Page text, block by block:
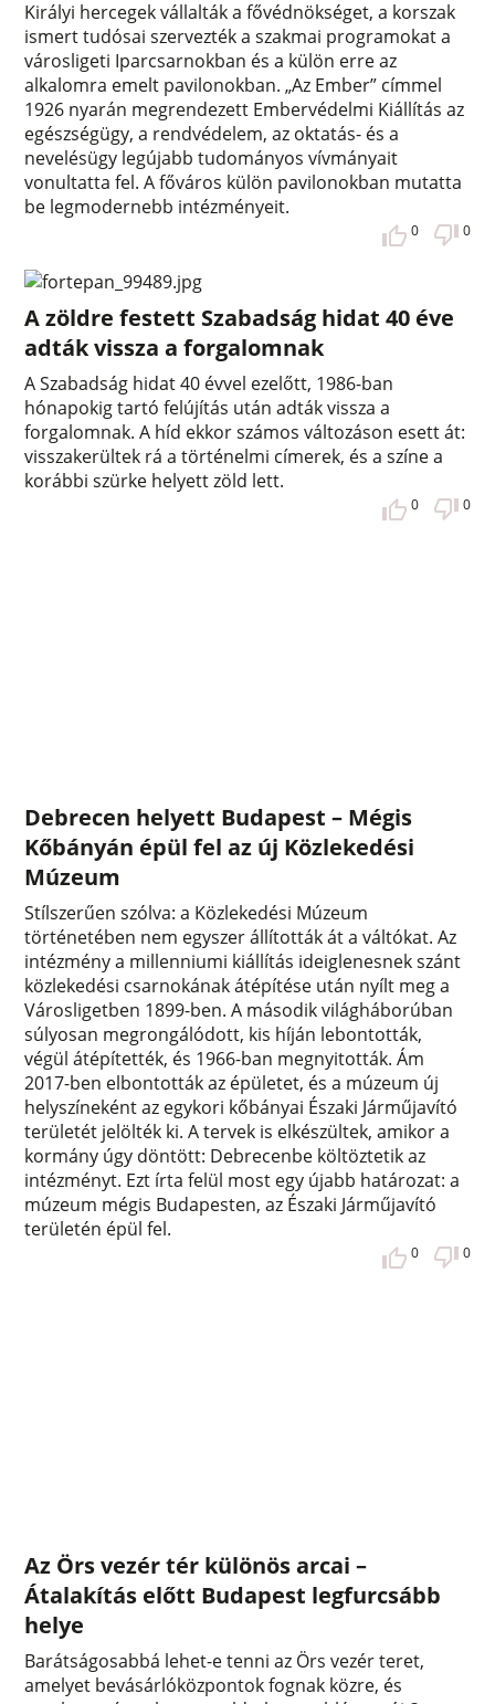
Királyi hercegek vállalták a fővédnökséget, a korszak
ismert tudósai szervezték a szakmai programokat a
városligeti Iparcsarnokban és a külön erre az
alkalomra emelt pavilonokban. „Az Ember” címmel
1926 nyarán megrendezett Embervédelmi Kiállítás az
egészségügy, a rendvédelem, az oktatás- és a
nevelésügy legújabb tudományos vívmányait
vonultatta fel. A főváros külön pavilonokban mutatta
be legmodernebb intézményeit.
0 0
A zöldre festett Szabadság hidat 40 éve
adták vissza a forgalomnak
A Szabadság hidat 40 évvel ezelőtt, 1986-ban
hónapokig tartó felújítás után adták vissza a
forgalomnak. A híd ekkor számos változáson esett át:
visszakerültek rá a történelmi címerek, és a színe a
korábbi szürke helyett zöld lett.
0 0
Debrecen helyett Budapest – Mégis
Kőbányán épül fel az új Közlekedési
Múzeum
Stílszerűen szólva: a Közlekedési Múzeum
történetében nem egyszer állították át a váltókat. Az
intézmény a millenniumi kiállítás ideiglenesnek szánt
közlekedési csarnokának átépítése után nyílt meg a
Városligetben 1899-ben. A második világháborúban
súlyosan megrongálódott, kis híján lebontották,
végül átépítették, és 1966-ban megnyitották. Ám
2017-ben elbontották az épületet, és a múzeum új
helyszíneként az egykori kőbányai Északi Járműjavító
területét jelölték ki. A tervek is elkészültek, amikor a
kormány úgy döntött: Debrecenbe költöztetik az
intézményt. Ezt írta felül most egy újabb határozat: a
múzeum mégis Budapesten, az Északi Járműjavító
területén épül fel.
0 0
Az Örs vezér tér különös arcai –
Átalakítás előtt Budapest legfurcsább
helye
Barátságosabbá lehet-e tenni az Örs vezér teret,
amelyet bevásárlóközpontok fognak közre, és